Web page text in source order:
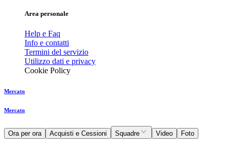
Area personale
Help e Faq
Info e contatti
Termini del servizio
Utilizzo dati e privacy
Cookie Policy
Mercato
Mercato
Ora per ora Acquisti e Cessioni Squadre Video Foto